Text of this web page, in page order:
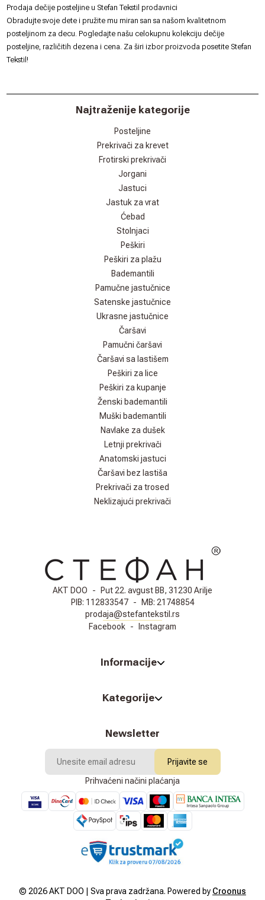
Prodaja dečije posteljine u Stefan Tekstil prodavnici
Obradujte svoje dete i pružite mu miran san sa našom kvalitetnom
posteljinom za decu. Pogledajte našu celokupnu kolekciju dečije
posteljine, različitih dezena i cena. Za širi izbor proizvoda posetite Stefan
Tekstil !
Najtraženije kategorije
Posteljine
Prekrivači za krevet
Frotirski prekrivači
Jorgani
Jastuci
Jastuk za vrat
Ćebad
Stolnjaci
Peškiri
Peškiri za plažu
Bademantili
Pamučne jastučnice
Satenske jastučnice
Ukrasne jastučnice
Čaršavi
Pamučni čaršavi
Čaršavi sa lastišem
Peškiri za lice
Peškiri za kupanje
Ženski bademantili
Muški bademantili
Navlake za dušek
Letnji prekrivači
Anatomski jastuci
Čaršavi bez lastiša
Prekrivači za trosed
Neklizajući prekrivači
AKT DOO -
Put 22. avgust BB, 31230 Arilje
PIB: 112833547 - MB: 21748854
prodaja@stefantekstil.rs
Facebook - Instagram
Informacije
Kategorije
Newsletter
Prijavite se
Prihvaćeni načini plaćanja
© 2026AKT DOO | Sva prava zadržana. Powered by Croonus